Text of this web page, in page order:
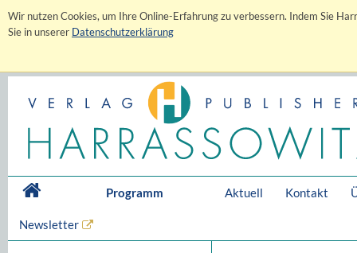
Wir nutzen Cookies, um Ihre Online-Erfahrung zu verbessern. Indem Sie
Sie in unserer Datenschutzerklärung
Programm Aktuell Kontakt
Newsletter